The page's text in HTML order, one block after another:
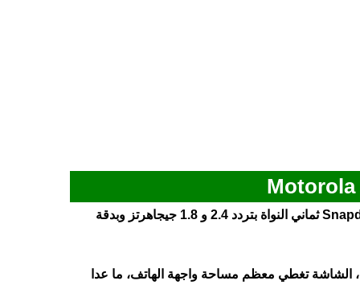
الهاتف يأتي مزود بمعالج Snapdragon 6 Gen 3 ثماني النواة بتردد 2.4 و 1.8 جيجاهرتز وبدقة
بشاشة كبيرة الحجم مقاس 6.78 بوصة، الشاشة تغطي معظم مساحة واجهة الهاتف، ما عدا